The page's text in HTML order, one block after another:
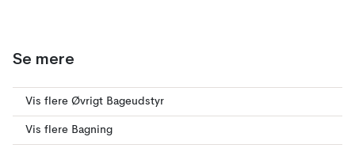
Se mere
Vis flere Øvrigt Bageudstyr
Vis flere Bagning